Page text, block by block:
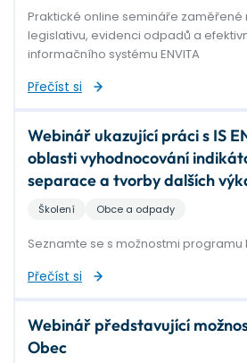
Praktické online semináře
legislativu, evidenci odpadů a
informačního systému ENVITA
Přečíst si
Webinář ukazující práci s IS
oblasti vyhodnocování
separace a tvorby dalších
Školení Obce a odpady
Seznamte se s možnostmi programu
Přečíst si
Webinář představující
Obec